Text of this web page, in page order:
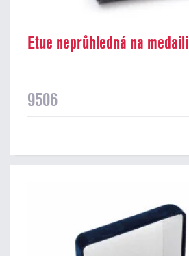
Etue neprůhledná na
9506